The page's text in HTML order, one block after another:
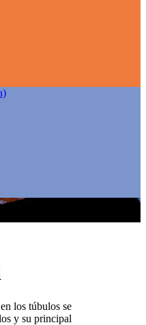
los túbulos se
y su principal